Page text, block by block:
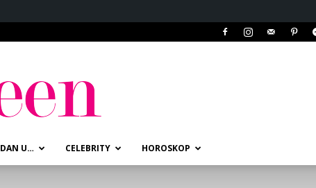
miss6teen
DAN U… CELEBRITY HOROSKOP